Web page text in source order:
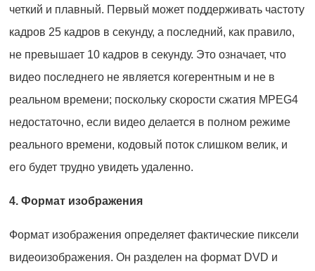
четкий и плавный. Первый может поддерживать частоту
кадров 25 кадров в секунду, а последний, как правило,
не превышает 10 кадров в секунду. Это означает, что
видео последнего не является когерентным и не в
реальном времени; поскольку скорости сжатия MPEG4
недостаточно, если видео делается в полном режиме
реального времени, кодовый поток слишком велик, и
его будет трудно увидеть удаленно.
4. Формат изображения
Формат изображения определяет фактические пиксели
видеоизображения. Он разделен на формат DVD и